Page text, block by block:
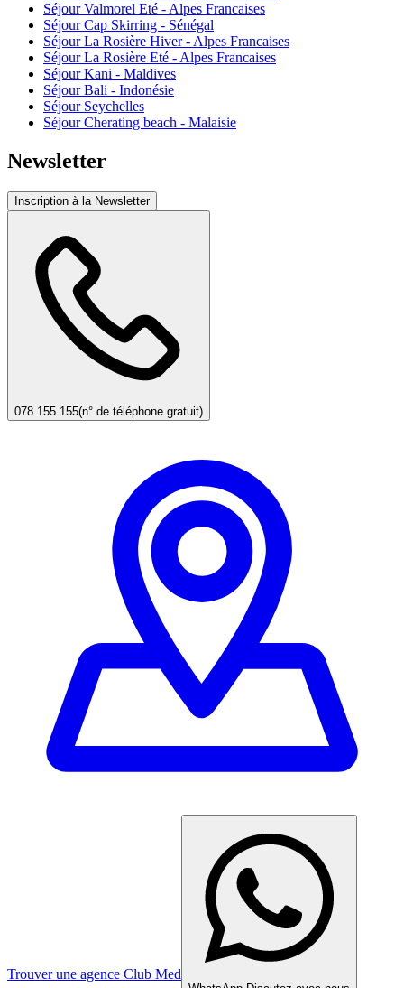
Séjour Valmorel Eté - Alpes Francaises
Séjour Cap Skirring - Sénégal
Séjour La Rosière Hiver - Alpes Francaises
Séjour La Rosière Eté - Alpes Francaises
Séjour Kani - Maldives
Séjour Bali - Indonésie
Séjour Seychelles
Séjour Cherating beach - Malaisie
Newsletter
Inscription à la Newsletter
078 155 155(n° de téléphone gratuit)
Trouver une agence Club Med